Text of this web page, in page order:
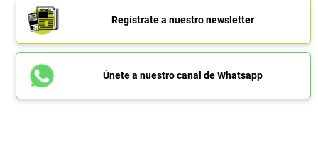
Regístrate a nuestro newsletter
Únete a nuestro canal de Whatsapp